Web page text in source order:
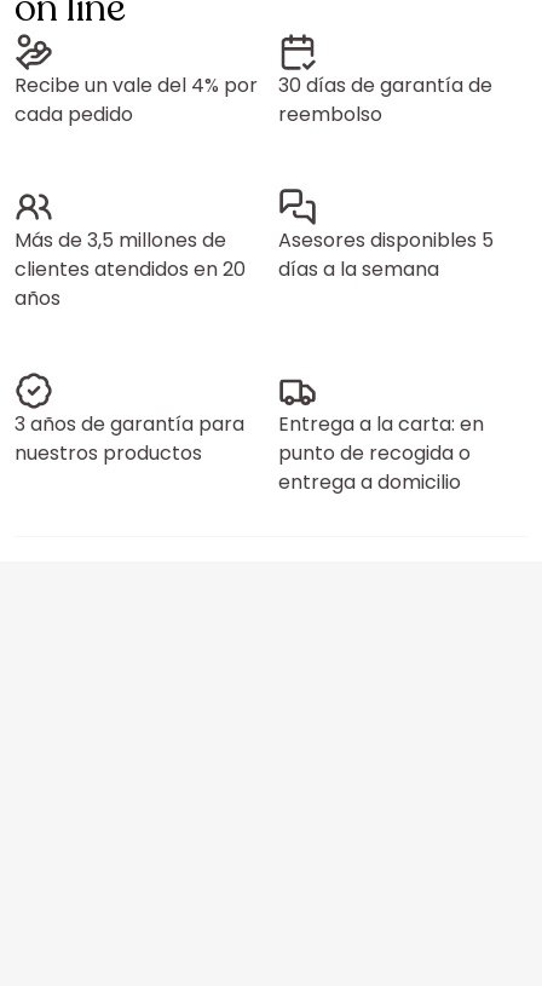
Recibe un vale del 4% por
cada pedido
30 días de garantía de
reembolso
Más de 3,5 millones de
clientes atendidos en 20
años
Asesores disponibles 5
días a la semana
3 años de garantía para
nuestros productos
Entrega a la carta: en
punto de recogida o
entrega a domicilio